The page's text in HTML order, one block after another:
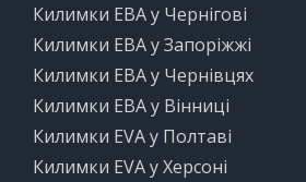
Килимки ЕВА у Чернігові
Килимки ЕВА у Запоріжжі
Килимки ЕВА у Чернівцях
Килимки ЕВА у Вінниці
Килимки EVA у Полтаві
Килимки EVA у Херсоні